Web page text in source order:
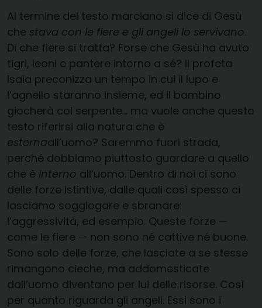
Al termine del testo marciano si dice di Gesù
che stava con le fiere e gli angeli lo servivano.
Di che fiere si tratta? Forse che Gesù ha avuto
tigri, leoni e pantere intorno a sé? Il profeta
Isaia preconizza un tempo in cui il lupo e
l’agnello staranno insieme, ed il bambino
giocherà col serpente… ma vuole anche questo
testo riferirsi alla natura che è
esternaall’uomo? Saremmo fuori strada,
perché dobbiamo piuttosto guardare a quello
che è interno all’uomo. Dentro di noi ci sono
delle forze istintive, dalle quali così spesso ci
lasciamo soggiogare e sbranare:
l’aggressività, ed esempio. Queste forze —
come le fiere — non sono né cattive né buone.
Sono solo delle forze, che lasciate a se stesse
rimangono cieche, ma addomesticate
dall’uomo diventano per lui delle risorse. Così
per quanto riguarda gli angeli. Essi sono i